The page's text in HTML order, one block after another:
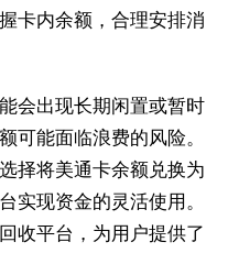
卡内余额，合理安排消
会出现长期闲置或暂时
可能面临浪费的风险。
择将美通卡余额兑换为
实现资金的灵活使用。
收平台，为用户提供了